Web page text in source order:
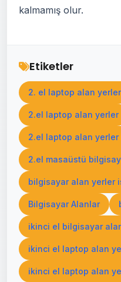
kalmamış olur.
Etiketler
2. el laptop alan
2.el laptop alan yerler
2.el laptop alan
2.el masaüstü
bilgisayar alan yerler
Bilgisayar Alanlar
ikinci el bilgisayar
ikinci el laptop alan
ikinci el laptop alan